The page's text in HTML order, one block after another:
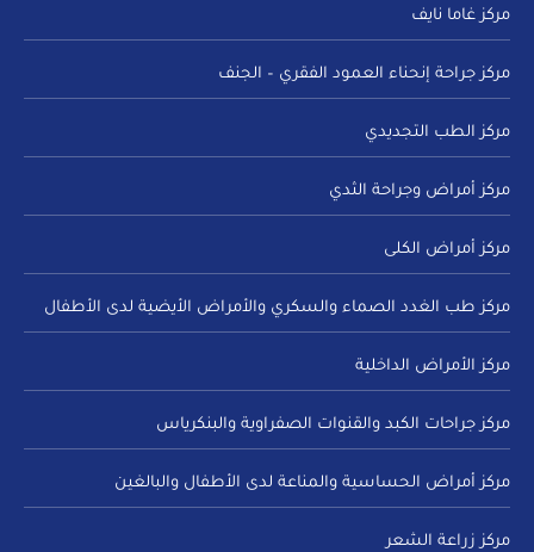
مركز غاما نايف
مركز جراحة إنحناء العمود الفقري – الجنف
مركز الطب التجديدي
مركز أمراض وجراحة الثدي
مركز أمراض الكلى
مركز طب الغدد الصماء والسكري والأمراض الأيضية لدى الأطفال
مركز الأمراض الداخلية
مركز جراحات الكبد والقنوات الصفراوية والبنكرياس
مركز أمراض الحساسية والمناعة لدى الأطفال والبالغين
مركز زراعة الشعر